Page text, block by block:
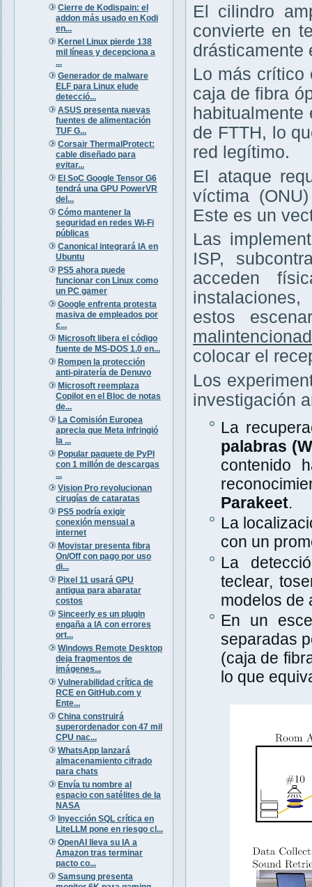
Cierre de Kodispain: el
addon más usado en Kodi
en...
Kernel Linux pierde 138
mil líneas y decepciona a
...
Generador de malware
ELF para Linux elude
detecció...
ASUS presenta nuevas
fuentes de alimentación
TUF G...
Corsair ThermalProtect:
cable diseñado para
evitar...
El SoC Google Tensor G6
tendrá una GPU PowerVR
del...
Cómo mantener la
seguridad en redes Wi-Fi
públicas
Canonical integrará IA en
Ubuntu
PS5 ahora puede
funcionar con Linux como
un PC gamer
Google enfrenta protesta
masiva de empleados por
c...
Microsoft libera el código
fuente de MS-DOS 1.0 en...
Rompen la protección
anti-piratería de Denuvo
Microsoft reemplaza
Copilot en el Bloc de notas
de...
La Comisión Europea
aprecia que Meta infringió
la ...
Popular paquete de PyPI
con 1 millón de descargas
...
Vision Pro revolucionan
cirugías de cataratas
PS5 podría exigir
conexión mensual a
internet
Movistar presenta fibra
On/Off con pago por uso
di...
Pixel 11 usará GPU
antigua para abaratar
costos
Sinceerly es un plugin
engaña a IA con errores
ort...
Windows Remote Desktop
deja fragmentos de
imágenes...
Vulnerabilidad crítica de
RCE en GitHub.com y
Ente...
China construirá
superordenador con 47 mil
CPU nac...
WhatsApp lanzará
almacenamiento cifrado
para chats
Envía tu nombre al
espacio con satélites de la
NASA
Inyección SQL crítica en
LiteLLM pone en riesgo cl...
OpenAI lleva su IA a
Amazon tras terminar
pacto co...
Samsung presenta
El cilindro
convierte en
drásticamente
Lo más crítico
caja de fibra
de FTTH, lo
red legítimo.
El ataque
víctima
Este es un
Las
ISP,
acceden
estos
colocar el
Los
investigación
La
palabras
contenido
Parakeet.
La
con un
La
teclear,
modelos de
En un
separadas
(caja de
lo que